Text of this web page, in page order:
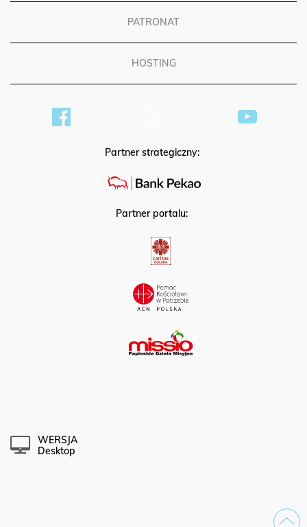
PATRONAT
HOSTING
Partner strategiczny:
Partner portalu:
WERSJA
Desktop